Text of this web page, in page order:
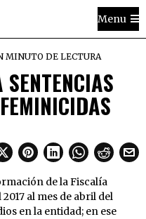
Menu
MINUTO DE LECTURA
de la Fiscalía
al mes de abril del
en la entidad; en ese